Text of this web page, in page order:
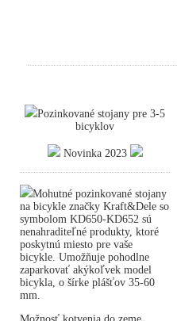
Pozinkované stojany pre 3-5
bicyklov
Novinka 2023
Mohutné pozinkované stojany
na bicykle značky Kraft&Dele so
symbolom KD650-KD652 sú
nenahraditeľné produkty, ktoré
poskytnú miesto pre vaše
bicykle. Umožňuje pohodlne
zaparkovať akýkoľvek model
bicykla, o šírke plášťov 35-60
mm.